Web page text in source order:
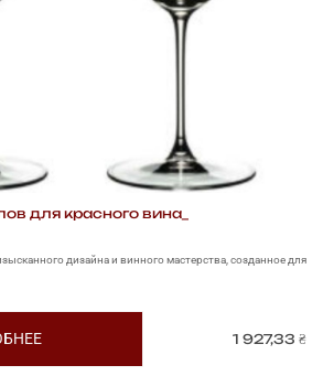
для красного вина_
дизайна и винного мастерства, созданное для
1 927,33 ₴